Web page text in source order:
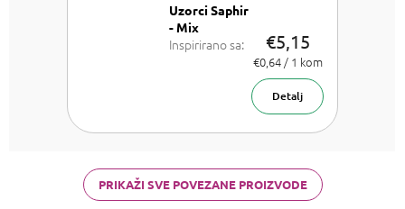
Uzorci Saphir
- Mix
Inspirirano sa:
Mademoiselle,
PR Invictus,
Baccarat R.
€5,15
Izmjeri
cijenu:
€0,64 / 1 kom
Detalj
PRIKAŽI SVE POVEZANE PROIZVODE